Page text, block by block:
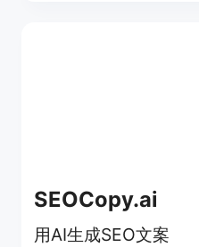
SEOCopy.ai
用AI生成SEO文案